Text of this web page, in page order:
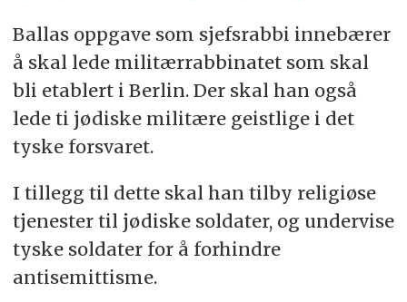
Ballas oppgave som sjefsrabbi innebærer
å skal lede militærrabbinatet som skal
bli etablert i Berlin. Der skal han også
lede ti jødiske militære geistlige i det
tyske forsvaret.
I tillegg til dette skal han tilby religiøse
tjenester til jødiske soldater, og undervise
tyske soldater for å forhindre
antisemittisme.